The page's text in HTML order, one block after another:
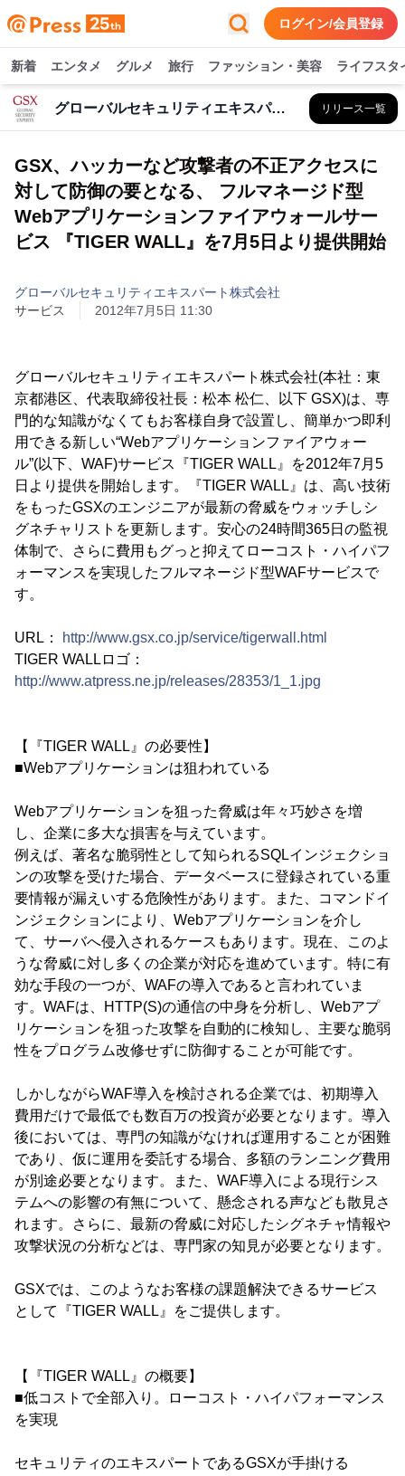
ログイン/会員登録
新着 エンタメ グルメ 旅行 ファッション・美容 ライフスタ
グローバルセキュリティエキスパート株式会社 リリース一覧
GSX、ハッカーなど攻撃者の不正アクセスに
対して防御の要となる、 フルマネージド型
Webアプリケーションファイアウォールサー
ビス 『TIGER WALL』を7月5日より提供開始
グローバルセキュリティエキスパート株式会社
サービス
2012年7月5日 11:30
グローバルセキュリティエキスパート株式会社(本社：東
京都港区、代表取締役社長：松本 松仁、以下 GSX)は、専
門的な知識がなくてもお客様自身で設置し、簡単かつ即利
用できる新しい“Webアプリケーションファイアウォー
ル”(以下、WAF)サービス『TIGER WALL』を2012年7月5
日より提供を開始します。『TIGER WALL』は、高い技術
をもったGSXのエンジニアが最新の脅威をウォッチしシ
グネチャリストを更新します。安心の24時間365日の監視
体制で、さらに費用もグっと抑えてローコスト・ハイパフ
ォーマンスを実現したフルマネージド型WAFサービスで
す。
URL：
http://www.gsx.co.jp/service/tigerwall.html
TIGER WALLロゴ：
http://www.atpress.ne.jp/releases/28353/1_1.jpg
【『TIGER WALL』の必要性】
■Webアプリケーションは狙われている
Webアプリケーションを狙った脅威は年々巧妙さを増
し、企業に多大な損害を与えています。
例えば、著名な脆弱性として知られるSQLインジェクショ
ンの攻撃を受けた場合、データベースに登録されている重
要情報が漏えいする危険性があります。また、コマンドイ
ンジェクションにより、Webアプリケーションを介し
て、サーバへ侵入されるケースもあります。現在、このよ
うな脅威に対し多くの企業が対応を進めています。特に有
効な手段の一つが、WAFの導入であると言われていま
す。WAFは、HTTP(S)の通信の中身を分析し、Webアプ
リケーションを狙った攻撃を自動的に検知し、主要な脆弱
性をプログラム改修せずに防御することが可能です。
しかしながらWAF導入を検討される企業では、初期導入
費用だけで最低でも数百万の投資が必要となります。導入
後においては、専門の知識がなければ運用することが困難
であり、仮に運用を委託する場合、多額のランニング費用
が別途必要となります。また、WAF導入による現行シス
テムへの影響の有無について、懸念される声なども散見さ
れます。さらに、最新の脅威に対応したシグネチャ情報や
攻撃状況の分析などは、専門家の知見が必要となります。
GSXでは、このようなお客様の課題解決できるサービス
として『TIGER WALL』をご提供します。
【『TIGER WALL』の概要】
■低コストで全部入り。ローコスト・ハイパフォーマンス
を実現
セキュリティのエキスパートであるGSXが手掛ける